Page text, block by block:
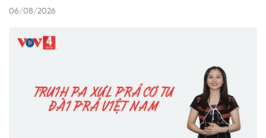
06/08/2026